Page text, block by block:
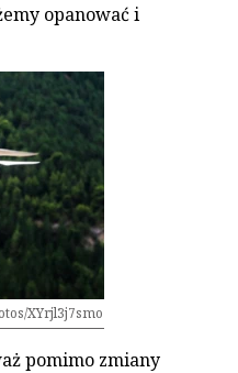
opanować i
XYrjl3j7smo
pomimo zmiany